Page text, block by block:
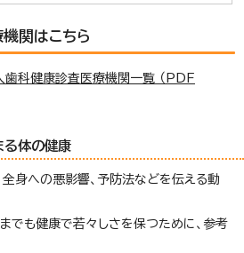
関はこちら
歯科健康診査医療機関一覧 （PDF
体の健康
身への悪影響、予防法などを伝える動
でも健康で若々しさを保つために、参考